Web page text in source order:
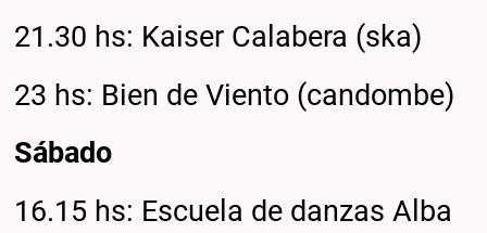
21.30 hs: Kaiser Calabera (ska)
23 hs: Bien de Viento (candombe)
Sábado
16.15 hs: Escuela de danzas Alba